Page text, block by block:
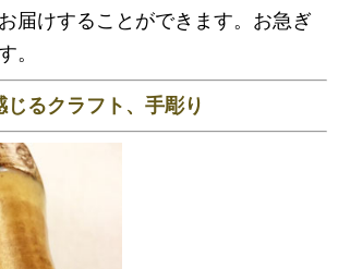
届けすることができます。お急ぎ
。
じるクラフト、手彫り